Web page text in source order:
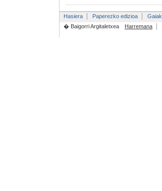
Hasiera Paperezko edizioa Gaiak
� Baigorri Argitaletxea
Harremana